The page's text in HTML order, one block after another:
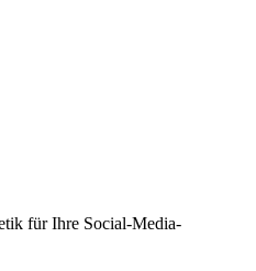
für Ihre Social-Media-